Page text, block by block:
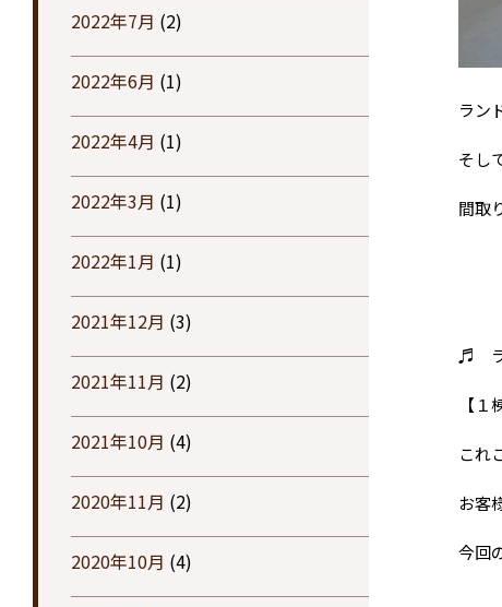
ラン
そし
間取
♬ ラ
【
これ
お客
今回
2022年7月 (2)
2022年6月 (1)
2022年4月 (1)
2022年3月 (1)
2022年1月 (1)
2021年12月 (3)
2021年11月 (2)
2021年10月 (4)
2020年11月 (2)
2020年10月 (4)